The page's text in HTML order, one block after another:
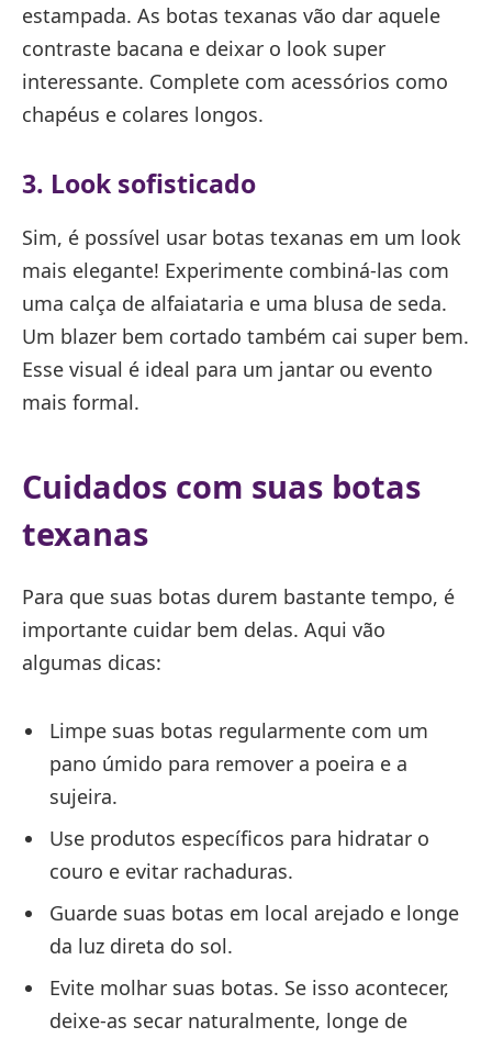
estampada. As botas texanas vão dar aquele
contraste bacana e deixar o look super
interessante. Complete com acessórios como
chapéus e colares longos.
3. Look sofisticado
Sim, é possível usar botas texanas em um look
mais elegante! Experimente combiná-las com
uma calça de alfaiataria e uma blusa de seda.
Um blazer bem cortado também cai super bem.
Esse visual é ideal para um jantar ou evento
mais formal.
Cuidados com suas botas
texanas
Para que suas botas durem bastante tempo, é
importante cuidar bem delas. Aqui vão
algumas dicas:
Limpe suas botas regularmente com um
pano úmido para remover a poeira e a
sujeira.
Use produtos específicos para hidratar o
couro e evitar rachaduras.
Guarde suas botas em local arejado e longe
da luz direta do sol.
Evite molhar suas botas. Se isso acontecer,
deixe-as secar naturalmente, longe de